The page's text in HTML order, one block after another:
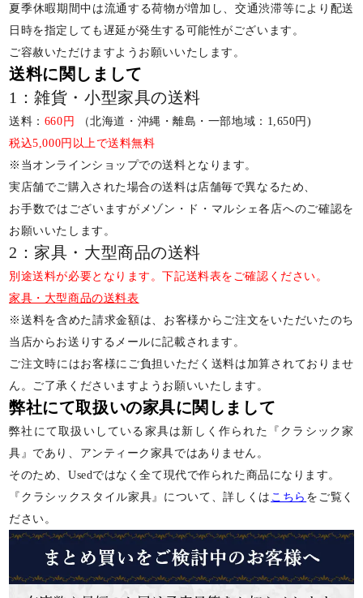
夏季休暇期間中は流通する荷物が増加し、交通渋滞等により配送
日時を指定しても遅延が発生する可能性がございます。
ご容赦いただけますようお願いいたします。
送料に関しまして
1：雑貨・小型家具の送料
送料： 660円
（北海道・沖縄・離島・一部地域：1,650円)
税込5,000円以上で送料無料
※当オンラインショップでの送料となります。
実店舗でご購入された場合の送料は店舗毎で異なるため、
お手数ではございますがメゾン・ド・マルシェ各店へのご確認を
お願いいたします。
2：家具・大型商品の送料
別途送料が必要となります。下記送料表をご確認ください。
家具・大型商品の送料表
※送料を含めた請求金額は、お客様からご注文をいただいたのち
当店からお送りするメールに記載されます。
ご注文時にはお客様にご負担いただく送料は加算されておりませ
ん。ご了承くださいますようお願いいたします。
弊社にて取扱いの家具に関しまして
弊社にて取扱いしている家具は新しく作られた『クラシック家
具』であり、アンティーク家具ではありません。
そのため、Usedではなく全て現代で作られた商品になります。
『クラシックスタイル家具』について、詳しくは こちら をご覧く
ださい。